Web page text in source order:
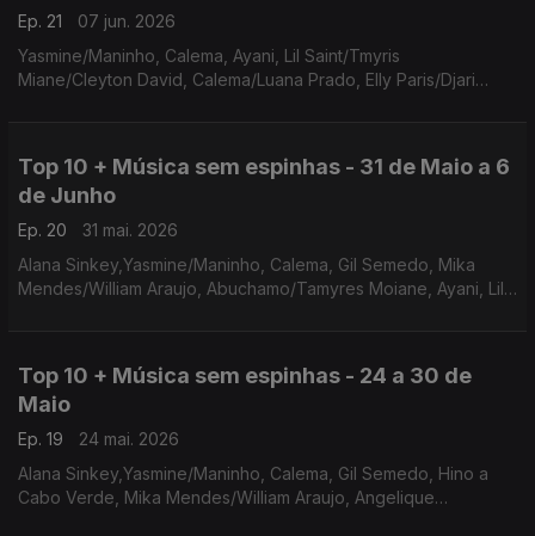
Ep. 21
07 jun. 2026
Yasmine/Maninho, Calema, Ayani, Lil Saint/Tmyris
Miane/Cleyton David, Calema/Luana Prado, Elly Paris/Djari
Top 10 + Música sem espinhas - 31 de Maio a 6
de Junho
Ep. 20
31 mai. 2026
Alana Sinkey,Yasmine/Maninho, Calema, Gil Semedo, Mika
Mendes/William Araujo, Abuchamo/Tamyres Moiane, Ayani, Lil
Top 10 + Música sem espinhas - 24 a 30 de
Maio
Ep. 19
24 mai. 2026
Alana Sinkey,Yasmine/Maninho, Calema, Gil Semedo, Hino a
Cabo Verde, Mika Mendes/William Araujo, Angelique